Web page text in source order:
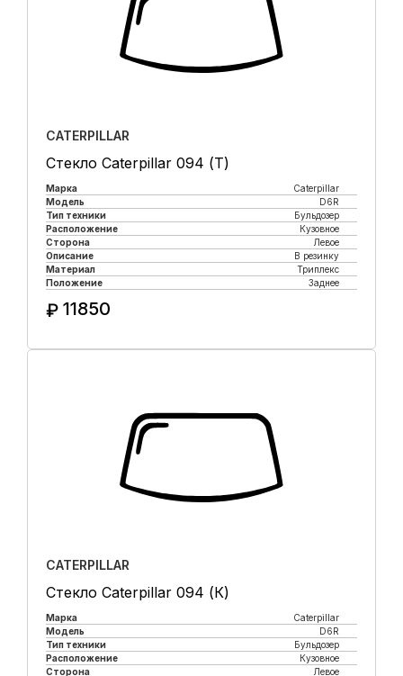
CATERPILLAR
Стекло Caterpillar 094 (Т)
Марка
Caterpillar
Модель
D6R
Тип техники
Бульдозер
Расположение
Кузовное
Сторона
Левое
Описание
В резинку
Материал
Триплекс
Положение
Заднее
₽ 11850
CATERPILLAR
Стекло Caterpillar 094 (К)
Марка
Caterpillar
Модель
D6R
Тип техники
Бульдозер
Расположение
Кузовное
Сторона
Левое